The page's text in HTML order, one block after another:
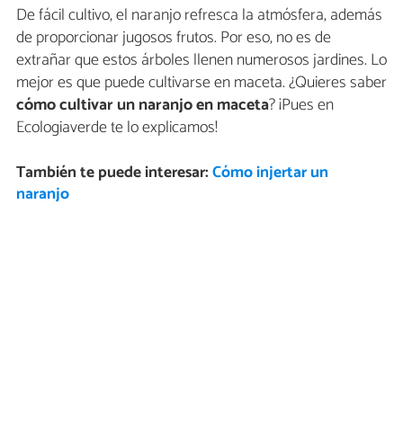
De fácil cultivo, el naranjo refresca la atmósfera, además
de proporcionar jugosos frutos. Por eso, no es de
extrañar que estos árboles llenen numerosos jardines. Lo
mejor es que puede cultivarse en maceta. ¿Quieres saber
cómo cultivar un naranjo en maceta? ¡Pues en
Ecologiaverde te lo explicamos!
También te puede interesar:Cómo injertar un
naranjo